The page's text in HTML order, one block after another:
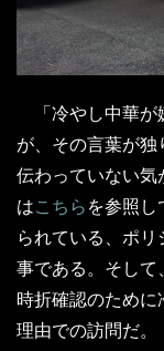
「冷やし中華が
が、その言葉が
伝わっていない
はこちらを参照
られている、ポ
事である。そして
時折確認のため
理由での訪問だ。